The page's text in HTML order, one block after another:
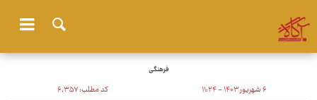
فرهنگی
۶ شهریور ۱۴۰۳ - ۱۱:۲۴ کد مطلب:۶٬۳۵۷